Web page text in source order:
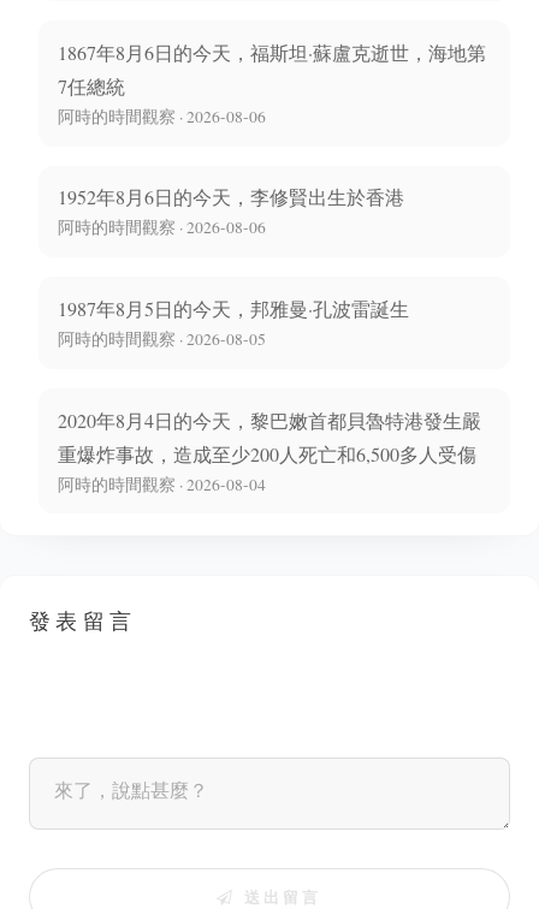
1867年8月6日的今天，福斯坦·蘇盧克逝世，海地第
7任總統
阿時的時間觀察 · 2026-08-06
1952年8月6日的今天，李修賢出生於香港
阿時的時間觀察 · 2026-08-06
1987年8月5日的今天，邦雅曼·孔波雷誕生
阿時的時間觀察 · 2026-08-05
2020年8月4日的今天，黎巴嫩首都貝魯特港發生嚴
重爆炸事故，造成至少200人死亡和6,500多人受傷
阿時的時間觀察 · 2026-08-04
發表留言
送出留言